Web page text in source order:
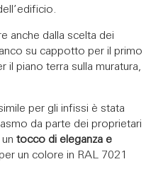
anche dalla scelta dei
su cappotto per il primo
il piano terra sulla muratura,
per gli infissi è stata
da parte dei proprietari
tocco di eleganza e
un colore in RAL 7021